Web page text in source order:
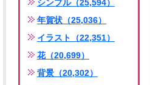
シンプル（25,594）
年賀状（25,036）
イラスト（22,351）
花（20,699）
背景（20,302）